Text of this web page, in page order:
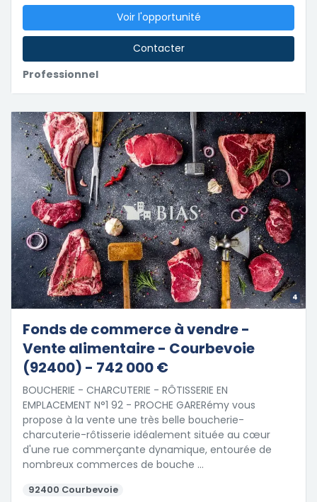
Professionnel
Voir l'opportunité
Contacter
4
Fonds de commerce à vendre -
Vente alimentaire - Courbevoie
(92400) - 742 000 €
BOUCHERIE - CHARCUTERIE - RÔTISSERIE EN
EMPLACEMENT N°1 92 - PROCHE GARERémy vous
propose à la vente une très belle boucherie-
charcuterie-rôtisserie idéalement située au cœur
d'une rue commerçante dynamique, entourée de
nombreux commerces de bouche …
92400 Courbevoie